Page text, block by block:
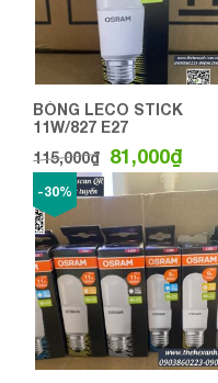
BÓNG LECO STICK
11W/827 E27
115,000₫ 81,000₫
-30%